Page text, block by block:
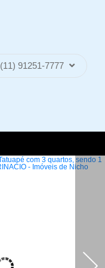
(11) 91251-7777